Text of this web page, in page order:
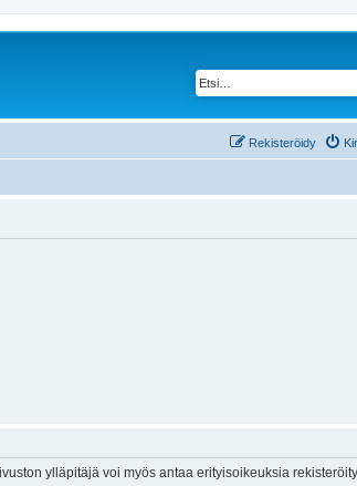
Rekisteröidy
ylläpitäjä voi myös antaa erityisoikeuksia